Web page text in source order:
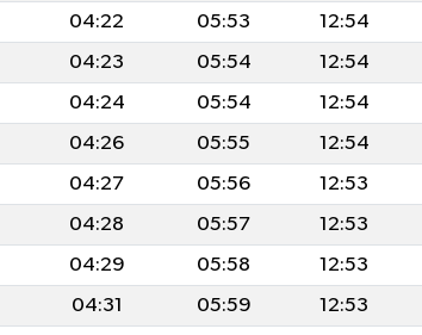
04:22 05:53 12:54
04:23 05:54 12:54
04:24 05:54 12:54
04:26 05:55 12:54
04:27 05:56 12:53
04:28 05:57 12:53
04:29 05:58 12:53
04:31 05:59 12:53